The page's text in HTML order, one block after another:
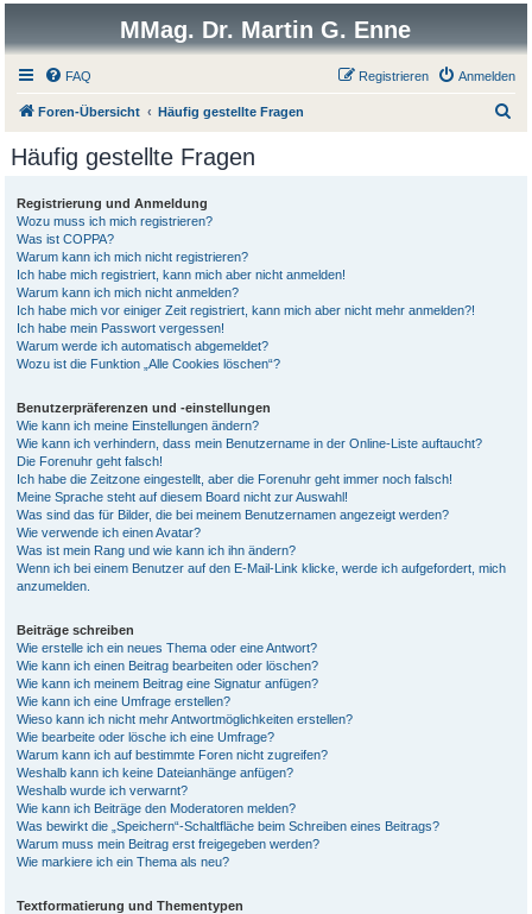
MMag. Dr. Martin G. Enne
FAQ Anmelden
Registrieren
Foren-Übersicht Häufig gestellte Fragen
Häufig gestellte Fragen
Registrierung und Anmeldung
Wozu muss ich mich registrieren?
Was ist COPPA?
Warum kann ich mich nicht registrieren?
Ich habe mich registriert, kann mich aber nicht anmelden!
Warum kann ich mich nicht anmelden?
Ich habe mich vor einiger Zeit registriert, kann mich aber nicht mehr anmelden?!
Ich habe mein Passwort vergessen!
Warum werde ich automatisch abgemeldet?
Wozu ist die Funktion „Alle Cookies löschen“?
Benutzerpräferenzen und -einstellungen
Wie kann ich meine Einstellungen ändern?
Wie kann ich verhindern, dass mein Benutzername in der Online-Liste auftaucht?
Die Forenuhr geht falsch!
Ich habe die Zeitzone eingestellt, aber die Forenuhr geht immer noch falsch!
Meine Sprache steht auf diesem Board nicht zur Auswahl!
Was sind das für Bilder, die bei meinem Benutzernamen angezeigt werden?
Wie verwende ich einen Avatar?
Was ist mein Rang und wie kann ich ihn ändern?
Wenn ich bei einem Benutzer auf den E-Mail-Link klicke, werde ich aufgefordert, mich
anzumelden.
Beiträge schreiben
Wie erstelle ich ein neues Thema oder eine Antwort?
Wie kann ich einen Beitrag bearbeiten oder löschen?
Wie kann ich meinem Beitrag eine Signatur anfügen?
Wie kann ich eine Umfrage erstellen?
Wieso kann ich nicht mehr Antwortmöglichkeiten erstellen?
Wie bearbeite oder lösche ich eine Umfrage?
Warum kann ich auf bestimmte Foren nicht zugreifen?
Weshalb kann ich keine Dateianhänge anfügen?
Weshalb wurde ich verwarnt?
Wie kann ich Beiträge den Moderatoren melden?
Was bewirkt die „Speichern“-Schaltfläche beim Schreiben eines Beitrags?
Warum muss mein Beitrag erst freigegeben werden?
Wie markiere ich ein Thema als neu?
Textformatierung und Thementypen